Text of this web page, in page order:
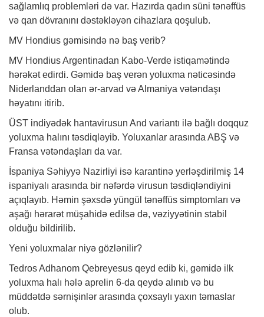
sağlamlıq problemləri də var. Hazırda qadın süni tənəffüs
və qan dövranını dəstəkləyən cihazlara qoşulub.
MV Hondius gəmisində nə baş verib?
MV Hondius Argentinadan Kabo-Verde istiqamətində
hərəkət edirdi. Gəmidə baş verən yoluxma nəticəsində
Niderlanddan olan ər-arvad və Almaniya vətəndaşı
həyatını itirib.
ÜST indiyədək hantavirusun And variantı ilə bağlı doqquz
yoluxma halını təsdiqləyib. Yoluxanlar arasında ABŞ və
Fransa vətəndaşları da var.
İspaniya Səhiyyə Nazirliyi isə karantinə yerləşdirilmiş 14
ispaniyalı arasında bir nəfərdə virusun təsdiqləndiyini
açıqlayıb. Həmin şəxsdə yüngül tənəffüs simptomları və
aşağı hərarət müşahidə edilsə də, vəziyyətinin stabil
olduğu bildirilib.
Yeni yoluxmalar niyə gözlənilir?
Tedros Adhanom Qebreyesus qeyd edib ki, gəmidə ilk
yoluxma halı hələ aprelin 6-da qeydə alınıb və bu
müddətdə sərnişinlər arasında çoxsaylı yaxın təmaslar
olub.